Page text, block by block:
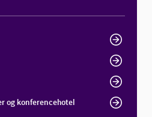
og konferencehotel